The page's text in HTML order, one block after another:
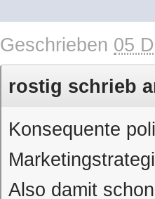
Geschrieben 05
rostig schrieb
Konsequente
Also damit